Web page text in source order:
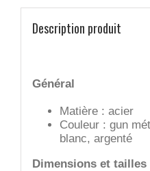
Description produit
Général
Matière : acier
Couleur : gun
blanc, argenté
Dimensions et tailles